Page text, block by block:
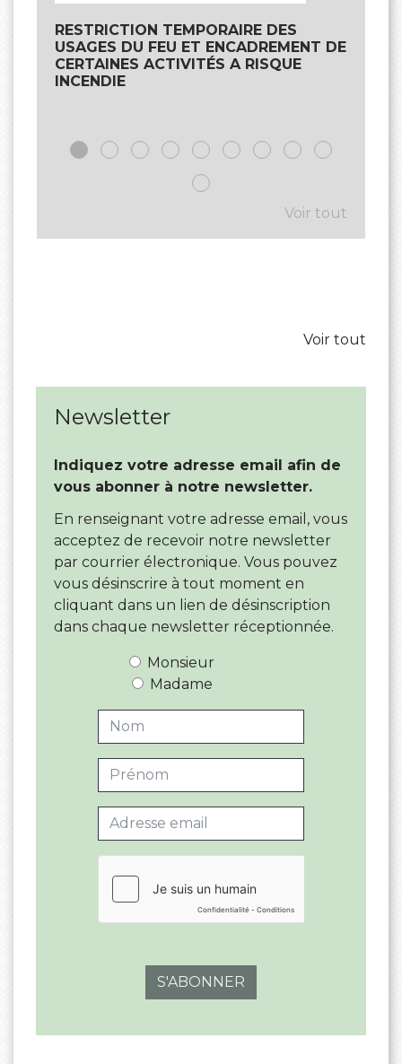
RESTRICTION TEMPORAIRE DES
USAGES DU FEU ET ENCADREMENT DE
CERTAINES ACTIVITÉS A RISQUE
INCENDIE
Voir tout
Voir tout
Newsletter
Indiquez votre adresse email afin de
vous abonner à notre newsletter.
En renseignant votre adresse email, vous
acceptez de recevoir notre newsletter
par courrier électronique. Vous pouvez
vous désinscrire à tout moment en
cliquant dans un lien de désinscription
dans chaque newsletter réceptionnée.
Monsieur
Madame
S'ABONNER